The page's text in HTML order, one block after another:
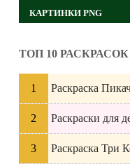
КАРТИНКИ PNG
ТОП 10 РАСКРАСОК
Раскраска
Раскраски для
Раскраска Три